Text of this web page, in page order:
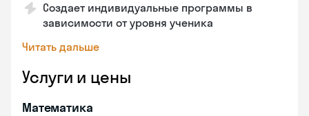
Создает индивидуальные программы в
зависимости от уровня ученика
Читать дальше
Услуги и цены
Математика